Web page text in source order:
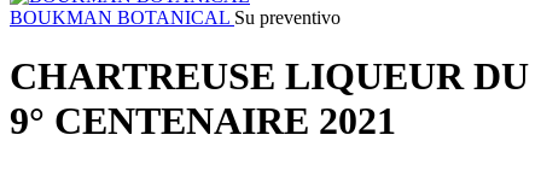
BOUKMAN BOTANICAL Su preventivo
CHARTREUSE LIQUEUR DU
9° CENTENAIRE 2021